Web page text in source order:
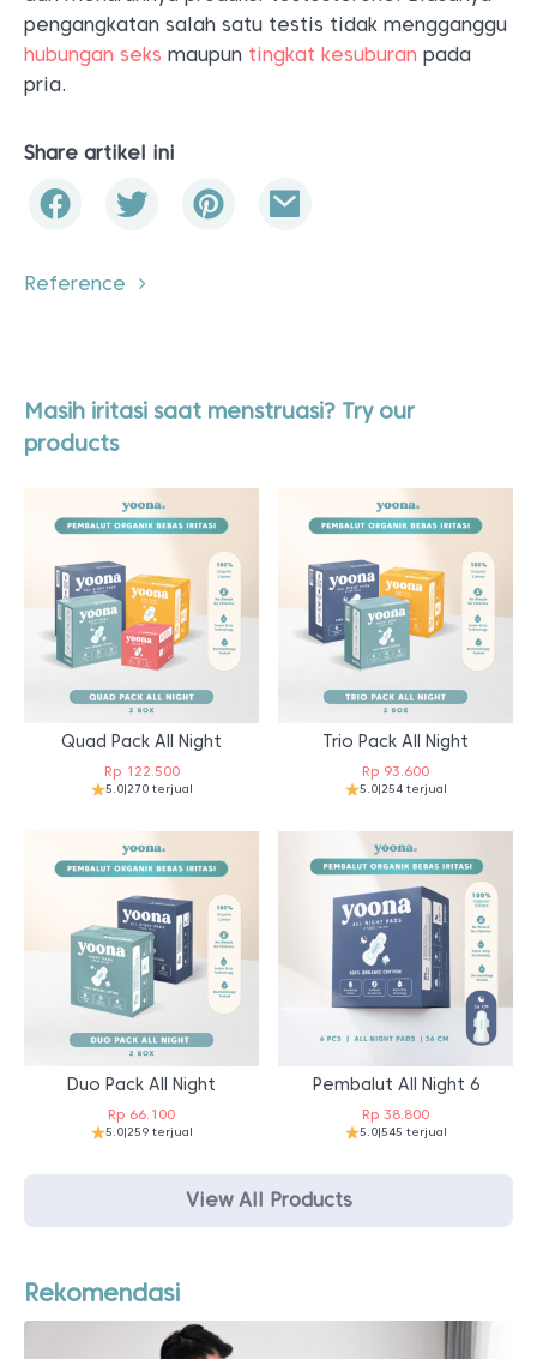
pengangkatan salah satu testis tidak mengganggu
hubungan seks maupun tingkat kesuburan pada
pria.
Share artikel ini
Reference
Masih iritasi saat menstruasi? Try our
products
Quad Pack All Night
Rp122.500
5.0|270 terjual
Trio Pack All Night
Rp 93.600
5.0|254 terjual
Duo Pack All Night
Rp 66.100
5.0|259 terjual
Pembalut All Night 6
Rp 38.800
5.0|545 terjual
View All Products
Rekomendasi